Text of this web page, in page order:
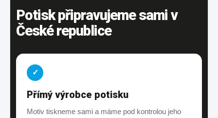
Potisk připravujeme sami v
České republice
✓
Přímý výrobce potisku
Motiv tiskneme sami a máme pod kontrolou jeho